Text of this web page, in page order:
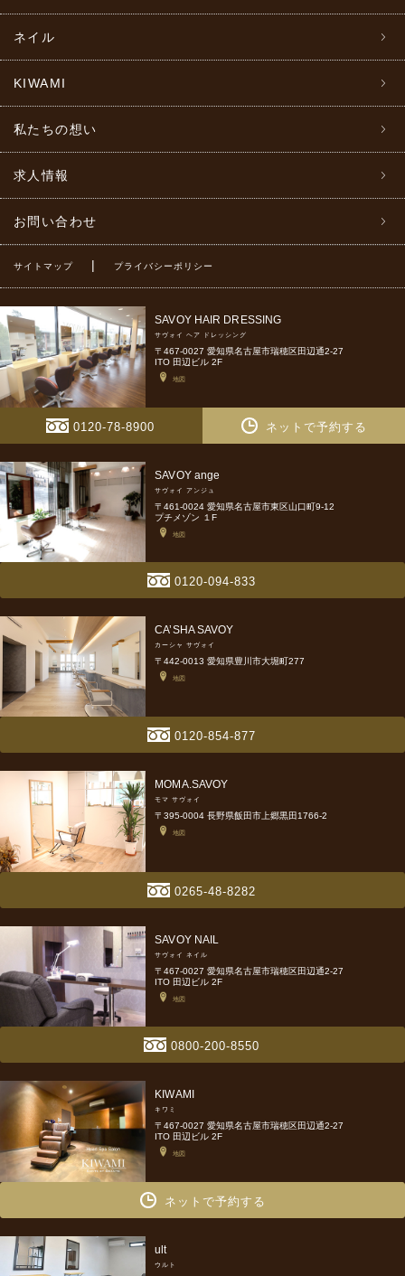
ネイル
KIWAMI
私たちの想い
求人情報
お問い合わせ
サイトマップ | プライバシーポリシー
SAVOY HAIR DRESSING
サヴォイ ヘア ドレッシング
〒467-0027 愛知県名古屋市瑞穂区田辺通2-27
ITO 田辺ビル 2F
地図
0120-78-8900 ネットで予約する
SAVOY ange
サヴォイ アンジュ
〒461-0024 愛知県名古屋市東区山口町9-12
プチメゾン １F
地図
0120-094-833
CA’SHA SAVOY
カーシャ サヴォイ
〒442-0013 愛知県豊川市大堀町277
地図
0120-854-877
MOMA.SAVOY
モマ サヴォイ
〒395-0004 長野県飯田市上郷黒田1766-2
地図
0265-48-8282
SAVOY NAIL
サヴォイ ネイル
〒467-0027 愛知県名古屋市瑞穂区田辺通2-27
ITO 田辺ビル 2F
地図
0800-200-8550
KIWAMI
キワミ
〒467-0027 愛知県名古屋市瑞穂区田辺通2-27
ITO 田辺ビル 2F
地図
ネットで予約する
ult
ウルト